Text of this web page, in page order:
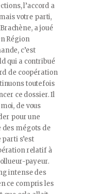
l’accord a
votre parti,
a joué
Région
c’est
qui a contribué
de coopération
toutefois
ce dossier. Il
de vous
pour une
mégots de
s’est
relatif à
payeur.
intense des
ce compris les